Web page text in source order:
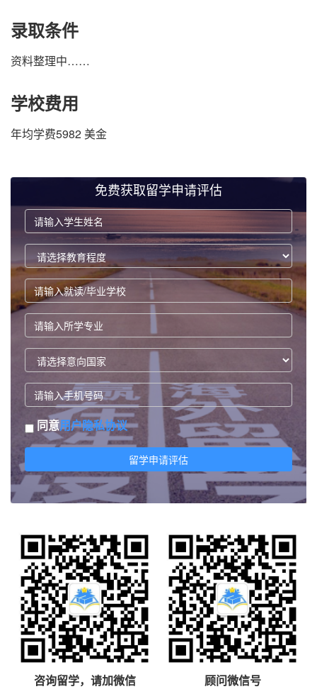
录取条件
资料整理中……
学校费用
年均学费5982 美金
免费获取留学申请评估
同意用户隐私协议
留学申请评估
咨询留学，请加微信 顾问微信号